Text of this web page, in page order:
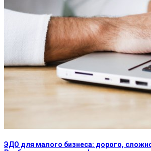
ЭДО для малого бизнеса: дорого,